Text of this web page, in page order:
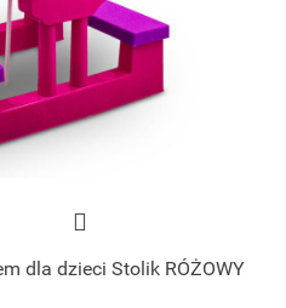
dla dzieci Stolik RÓŻOWY